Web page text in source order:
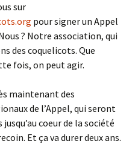
sur
pour signer un Appel
? Notre association, qui
des coquelicots. Que
fois, on peut agir.
maintenant des
de l’Appel, qui seront
coeur de la société
Et ça va durer deux ans.